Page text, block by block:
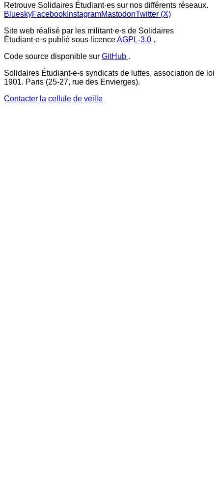
Retrouve Solidaires Étudiant·es sur nos différents réseaux.
BlueskyFacebook InstagramMastodonTwitter (X)
Site web réalisé par les militant·e·s de Solidaires
Étudiant·e·s publié sous licenceAGPL-3.0 .
Code source disponible sur GitHub .
Solidaires Étudiant-e-s syndicats de luttes, association de loi
1901. Paris (25-27, rue des Envierges).
Contacter la cellule de veille